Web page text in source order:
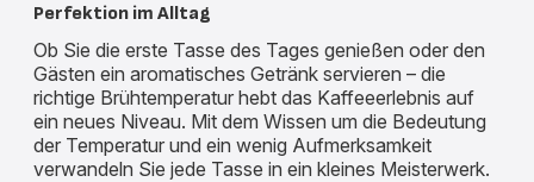
Perfektion im Alltag
Ob Sie die erste Tasse des Tages genießen oder den
Gästen ein aromatisches Getränk servieren – die
richtige Brühtemperatur hebt das Kaffeeerlebnis auf
ein neues Niveau. Mit dem Wissen um die Bedeutung
der Temperatur und ein wenig Aufmerksamkeit
verwandeln Sie jede Tasse in ein kleines Meisterwerk.